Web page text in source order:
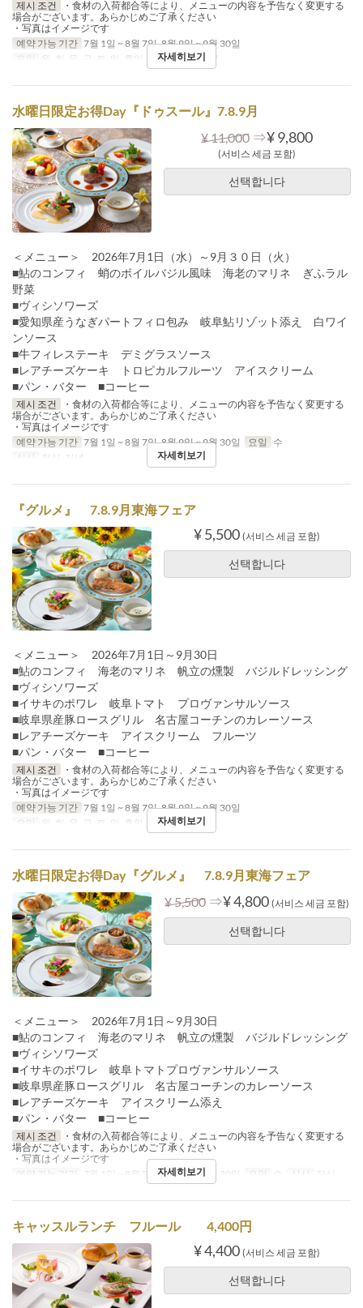
제시 조건
・食材の入荷都合等により、メニューの内容を予告なく変更する
場合がございます。あらかじめご了承ください
・写真はイメージです
예약 가능 기간 7월 1일 ~ 8월 7일, 8월 9일 ~ 9월 30일
요일
월, 화, 목, 금, 토, 일, 휴일 식사 점심, 저녁
자세히보기
水曜日限定お得Day『ドゥスール』7.8.9月
¥ 11,000 ⇒¥ 9,800
(서비스 세금 포함)
선택합니다
＜メニュー＞ 2026年7月1日（水）～9月３０日（火）
■鮎のコンフィ 蛸のボイルバジル風味 海老のマリネ ぎふラル
野菜
■ヴィシソワーズ
■愛知県産うなぎパートフィロ包み 岐阜鮎リゾット添え 白ワイ
ンソース
■牛フィレステーキ デミグラスソース
■レアチーズケーキ トロピカルフルーツ アイスクリーム
■パン・バター ■コーヒー
제시 조건
・食材の入荷都合等により、メニューの内容を予告なく変更する
場合がございます。あらかじめご了承ください
・写真はイメージです
예약 가능 기간 7월 1일 ~ 8월 7일, 8월 9일 ~ 9월 30일 요일
수
식사
점심, 저녁 자세히보기
『グルメ』 7.8.9月東海フェア
¥ 5,500 (서비스 세금 포함)
선택합니다
＜メニュー＞ 2026年7月1日～9月30日
■鮎のコンフィ 海老のマリネ 帆立の燻製 バジルドレッシング
■ヴィシソワーズ
■イサキのポワレ 岐阜トマト プロヴァンサルソース
■岐阜県産豚ロースグリル 名古屋コーチンのカレーソース
■レアチーズケーキ アイスクリーム フルーツ
■パン・バター ■コーヒー
제시 조건
・食材の入荷都合等により、メニューの内容を予告なく変更する
場合がございます。あらかじめご了承ください
・写真はイメージです
예약 가능 기간 7월 1일 ~ 8월 7일, 8월 9일 ~ 9월 30일
요일
월, 화, 목, 금, 토, 일, 휴일 식사 점심
자세히보기
水曜日限定お得Day『グルメ』 7.8.9月東海フェア
¥ 5,500 ⇒¥ 4,800 (서비스 세금 포함)
선택합니다
＜メニュー＞ 2026年7月1日～9月30日
■鮎のコンフィ 海老のマリネ 帆立の燻製 バジルドレッシング
■ヴィシソワーズ
■イサキのポワレ 岐阜トマトプロヴァンサルソース
■岐阜県産豚ロースグリル 名古屋コーチンのカレーソース
■レアチーズケーキ アイスクリーム添え
■パン・バター ■コーヒー
제시 조건
・食材の入荷都合等により、メニューの内容を予告なく変更する
場合がございます。あらかじめご了承ください
・写真はイメージです
예약 가능 기간
7월 1일 ~ 8월 7일, 8월 9일 ~ 9월 30일 요일 수 식사 점심
자세히보기
キャッスルランチ フルール 4,400円
¥ 4,400 (서비스 세금 포함)
선택합니다